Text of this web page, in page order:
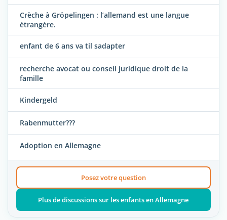
Crèche à Gröpelingen : l’allemand est une langue
étrangère.
enfant de 6 ans va til sadapter
recherche avocat ou conseil juridique droit de la
famille
Kindergeld
Rabenmutter???
Adoption en Allemagne
Posez votre question
Plus de discussions sur les enfants en Allemagne